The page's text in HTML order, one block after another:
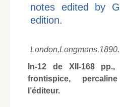
notes edited by
edition.
London,Longmans,1890.
In-12 de XII-168
frontispice,
l’éditeur.